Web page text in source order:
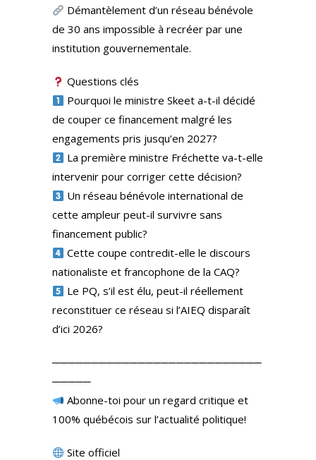
Démantèlement d’un réseau bénévole
de 30 ans impossible à recréer par une
institution gouvernementale.
Questions clés
Pourquoi le ministre Skeet a-t-il décidé
de couper ce financement malgré les
engagements pris jusqu’en 2027?
La première ministre Fréchette va-t-elle
intervenir pour corriger cette décision?
Un réseau bénévole international de
cette ampleur peut-il survivre sans
financement public?
Cette coupe contredit-elle le discours
nationaliste et francophone de la CAQ?
Le PQ, s’il est élu, peut-il réellement
reconstituer ce réseau si l’AIEQ disparaît
d’ici 2026?
───────────────────────────
─────
Abonne-toi pour un regard critique et
100% québécois sur l’actualité politique!
Site officiel